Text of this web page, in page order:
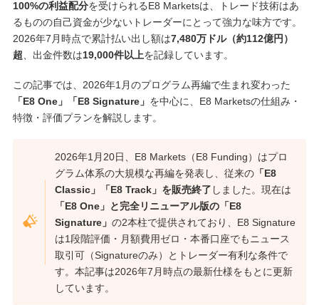
100%の利益配分を受けられるE8 Marketsは、トレード技術はあ
るものの自己資金が少ないトレーダーにとって強力な味方です。
2026年7月時点で累計払い出し額は7,480万ドル（約112億円）
超、出金件数は19,000件以上を記録しています。
この記事では、2026年1月のプログラム再編で生まれ変わった
「E8 One」「E8 Signature」 を中心に、E8 Marketsの仕組み・
特徴・評価プランを解説します。
2026年1月20日、E8 Markets（E8 Funding）はプロ
グラム体系の大規模な再編を発表し、従来の 「E8
Classic」「E8 Track」を販売終了 しました。現在は
「E8 One」と完全リニューアル版の「E8
Signature」の2本柱で提供されており、E8 Signature
は1段階評価・月額費用ゼロ・本番口座でもニュース
取引可（Signatureのみ）とトレーダー有利な条件で
す。本記事は2026年7月時点の最新仕様をもとに更新
しています。